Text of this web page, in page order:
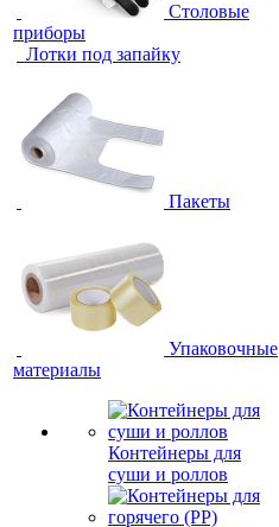
Столовые
приборы
Лотки под запайку
Пакеты
Упаковочные
материалы
Контейнеры для
суши и роллов